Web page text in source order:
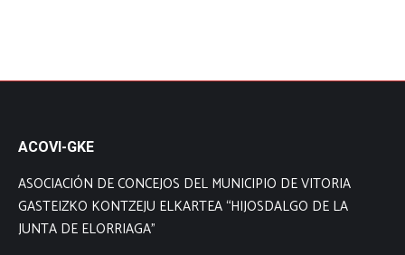
ACOVI-GKE
ASOCIACIÓN DE CONCEJOS DEL MUNICIPIO DE VITORIA
GASTEIZKO KONTZEJU ELKARTEA “HIJOSDALGO DE LA
JUNTA DE ELORRIAGA”